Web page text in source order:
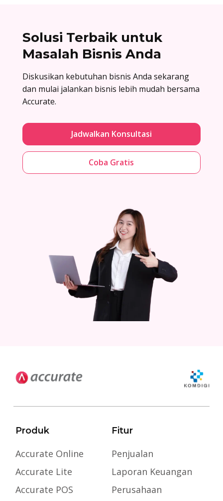
Solusi Terbaik untuk
Masalah Bisnis Anda
Diskusikan kebutuhan bisnis Anda sekarang
dan mulai jalankan bisnis lebih mudah bersama
Accurate.
Jadwalkan Konsultasi
Coba Gratis
Produk
Accurate Online
Accurate Lite
Accurate POS
Fitur
Penjualan
Laporan Keuangan
Perusahaan